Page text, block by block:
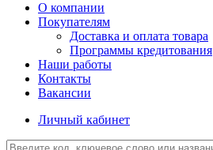
О компании
Покупателям
Доставка и оплата товара
Программы кредитования
Наши работы
Контакты
Вакансии
Личный кабинет